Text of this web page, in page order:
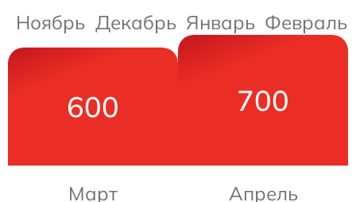
Ноябрь Декабрь Январь Февраль
600
Март
700
Апрель